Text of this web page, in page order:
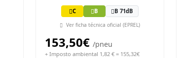
C B B 71dB
Ver ficha técnica oficial (EPREL)
153,50€ /pneu
+ Imposto ambiental 1,82 € = 155,32€